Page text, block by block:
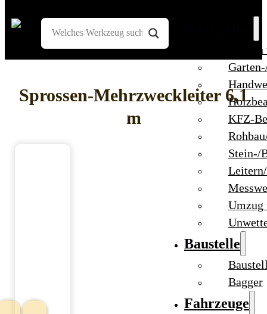
KFZ-
Stein-/
Umzug
Baustelle
Bagger
Fahrzeuge
Sprossen-Mehrzweckleiter 6,1
m